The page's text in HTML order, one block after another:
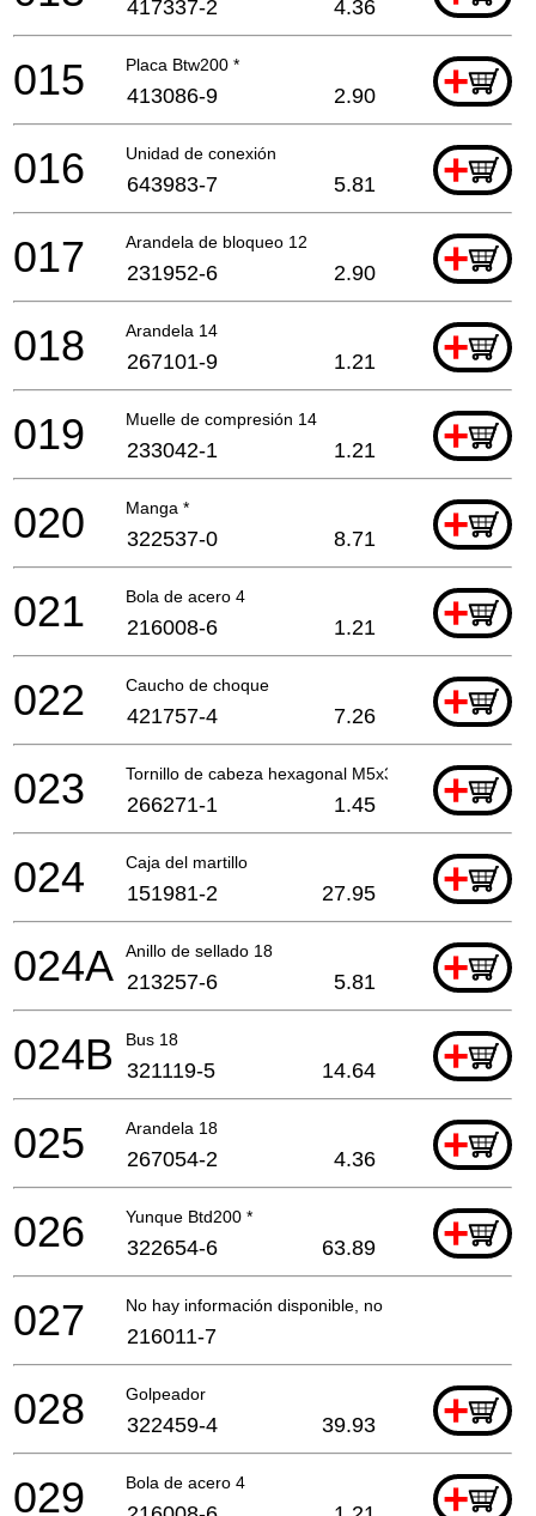
417337-2 4.36
Placa Btw200 * +
015 413086-9 2.90
Unidad de conexión +
016 643983-7 5.81
Arandela de bloqueo 12 +
017 231952-6 2.90
Arandela 14 +
018 267101-9 1.21
Muelle de compresión 14 +
019 233042-1 1.21
Manga * +
020 322537-0 8.71
Bola de acero 4 +
021 216008-6 1.21
Caucho de choque +
022 421757-4 7.26
Tornillo de cabeza hexagonal M5x35 +
023 266271-1 1.45
Caja del martillo +
024 151981-2 27.95
Anillo de sellado 18 +
024A 213257-6 5.81
Bus 18 +
024B 321119-5 14.64
Arandela 18 +
025 267054-2 4.36
Yunque Btd200 * +
026 322654-6 63.89
No hay información disponible, no se puede pedir
027 216011-7
Golpeador +
028 322459-4 39.93
Bola de acero 4 +
029